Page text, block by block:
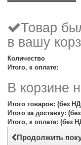
Товар
в вашу
Количество
Итого, к оплате:
В корзине
Итого товаров: (без
Итого за доставку:
Итого, к оплате: (без
Продолжить